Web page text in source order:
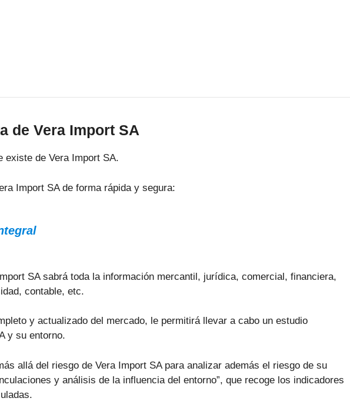
de Vera Import SA
existe de Vera Import SA.
Import SA de forma rápida y segura:
SA sabrá toda la información mercantil, jurídica, comercial, financiera,
contable, etc.
y actualizado del mercado, le permitirá llevar a cabo un estudio
y su entorno.
allá del riesgo de Vera Import SA para analizar además el riesgo de su
y análisis de la influencia del entorno”, que recoge los indicadores